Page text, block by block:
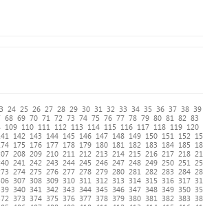
24 25 26 27 28 29 30 31 32 33 34 35 36 37 38 39
68 69 70 71 72 73 74 75 76 77 78 79 80 81 82 83
109 110 111 112 113 114 115 116 117 118 119 120
142 143 144 145 146 147 148 149 150 151 152
175 176 177 178 179 180 181 182 183 184 185
208 209 210 211 212 213 214 215 216 217 218
241 242 243 244 245 246 247 248 249 250 251
274 275 276 277 278 279 280 281 282 283 284
307 308 309 310 311 312 313 314 315 316 317
340 341 342 343 344 345 346 347 348 349 350
373 374 375 376 377 378 379 380 381 382 383